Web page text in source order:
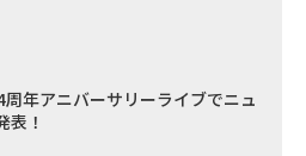
年アニバーサリーライブでニュ
表！